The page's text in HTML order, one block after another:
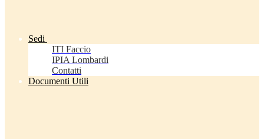
Sedi
ITI Faccio
IPIA Lombardi
Contatti
Documenti Utili